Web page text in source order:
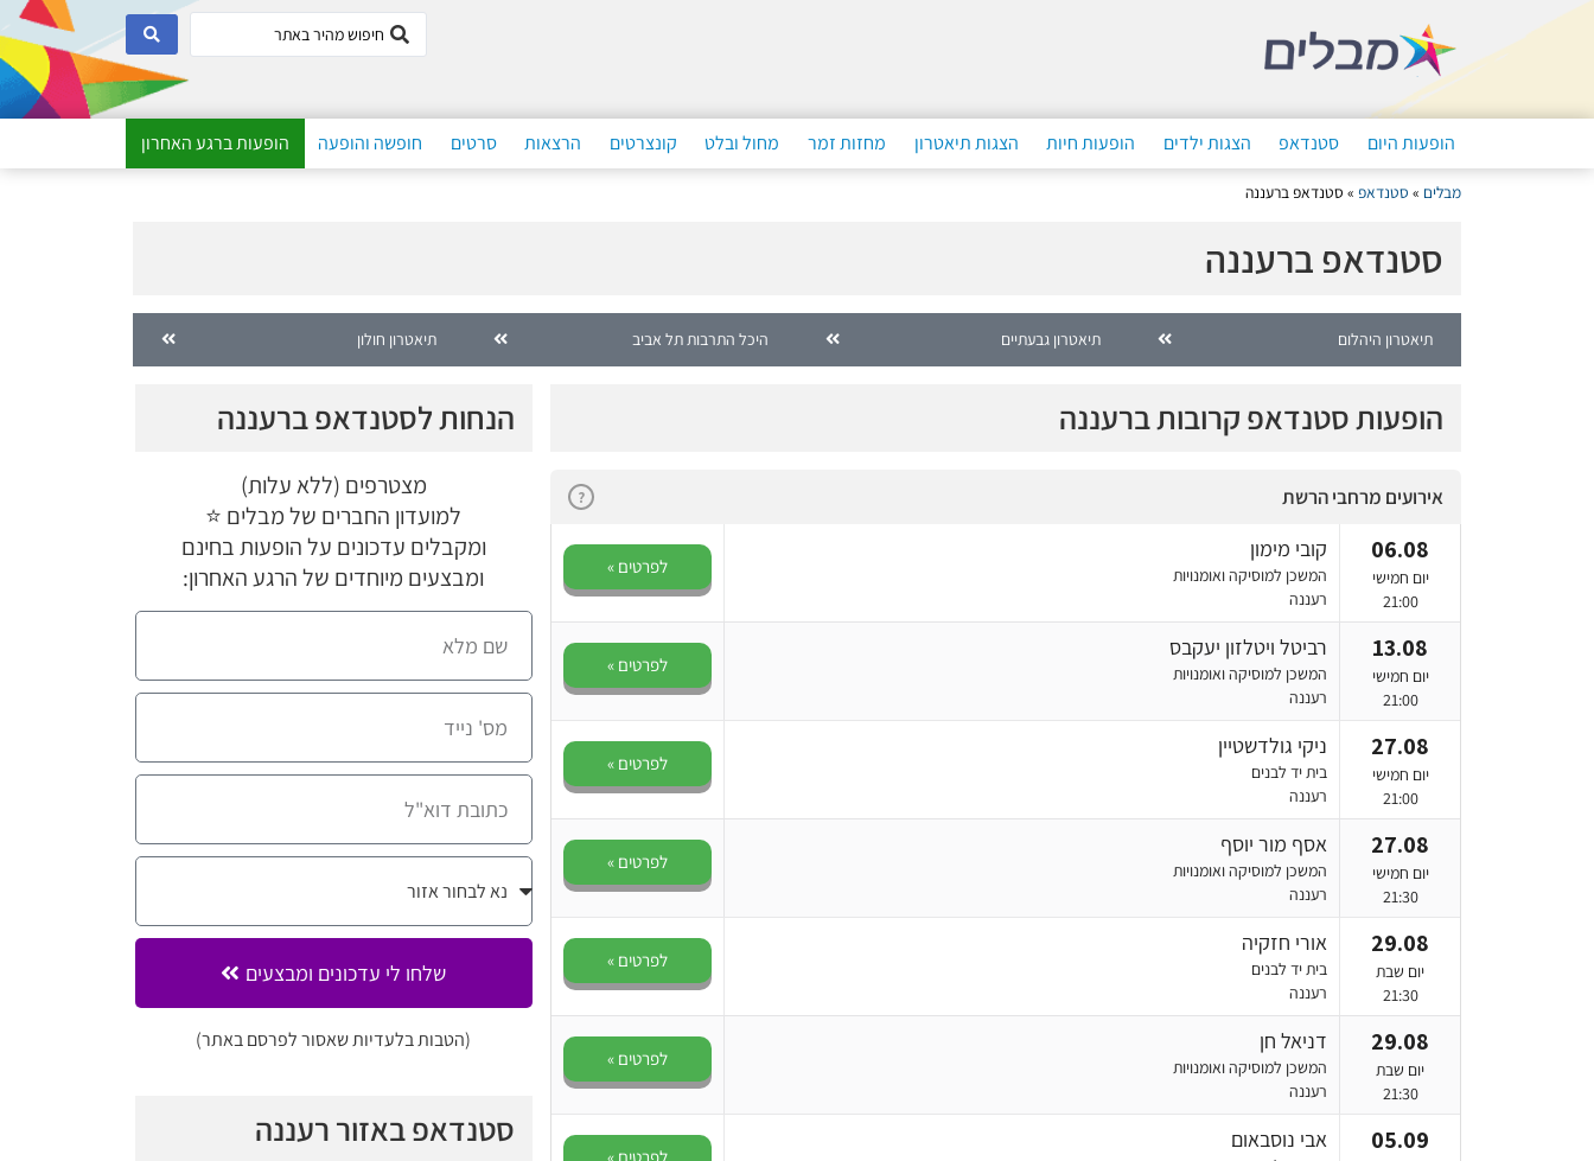
הופעות היום סטנדאפ הצגות ילדים הופעות חיות הצגות תיאטרון מחזות זמר מחול ובלט קונצרטים הרצאות סרטים חופשה והופעה הופעות ברגע האחרון
מבלים » סטנדאפ » סטנדאפ ברעננה
סטנדאפ ברעננה
תיאטרון היהלום תיאטרון גבעתיים היכל התרבות תל אביב תיאטרון חולון
הופעות סטנדאפ קרובות ברעננה
אירועים מרחבי הרשת ?
06.08
יום חמישי
21:00
קובי מימון
המשכן למוסיקה ואומנויות
רעננה
לפרטים »
13.08
יום חמישי
21:00
רביטל ויטלזון יעקבס
המשכן למוסיקה ואומנויות
רעננה
לפרטים »
27.08
יום חמישי
21:00
ניקי גולדשטיין
בית יד לבנים
רעננה
לפרטים »
27.08
יום חמישי
21:30
אסף מור יוסף
המשכן למוסיקה ואומנויות
רעננה
לפרטים »
29.08
יום שבת
21:30
אורי חזקיה
בית יד לבנים
רעננה
לפרטים »
29.08
יום שבת
21:30
דניאל חן
המשכן למוסיקה ואומנויות
רעננה
לפרטים »
05.09 אבי נוסבאום
הנחות לסטנדאפ ברעננה
מצטרפים (ללא עלות)
למועדון החברים של מבלים ⭐
ומקבלים עדכונים על הופעות בחינם
ומבצעים מיוחדים של הרגע האחרון:
שלחו לי עדכונים ומבצעים
(הטבות בלעדיות שאסור לפרסם באתר)
סטנדאפ באזור רעננה